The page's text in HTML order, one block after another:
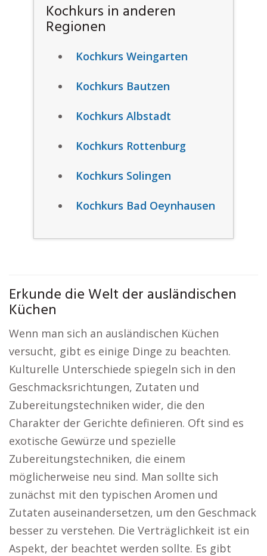
Kochkurs in anderen
Regionen
Kochkurs Weingarten
Kochkurs Bautzen
Kochkurs Albstadt
Kochkurs Rottenburg
Kochkurs Solingen
Kochkurs Bad Oeynhausen
Erkunde die Welt der ausländischen
Küchen
Wenn man sich an ausländischen Küchen
versucht, gibt es einige Dinge zu beachten.
Kulturelle Unterschiede spiegeln sich in den
Geschmacksrichtungen, Zutaten und
Zubereitungstechniken wider, die den
Charakter der Gerichte definieren. Oft sind es
exotische Gewürze und spezielle
Zubereitungstechniken, die einem
möglicherweise neu sind. Man sollte sich
zunächst mit den typischen Aromen und
Zutaten auseinandersetzen, um den Geschmack
besser zu verstehen. Die Verträglichkeit ist ein
Aspekt, der beachtet werden sollte. Es gibt